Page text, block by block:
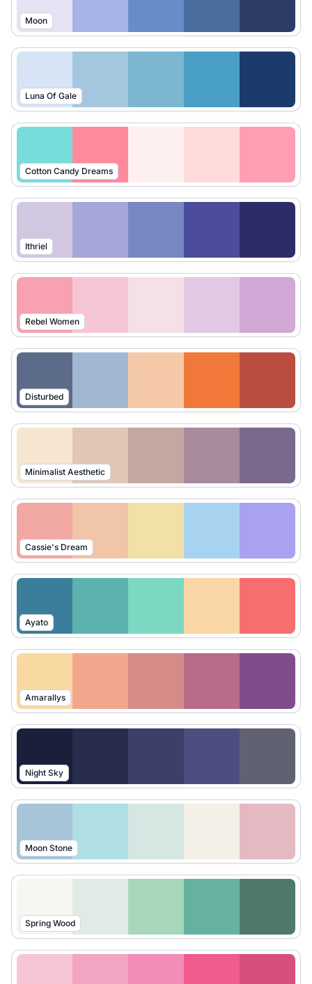
Moon
Luna Of Gale
Cotton Candy Dreams
Ithriel
Rebel Women
Disturbed
Minimalist Aesthetic
Cassie's Dream
Ayato
Amarallys
Night Sky
Moon Stone
Spring Wood